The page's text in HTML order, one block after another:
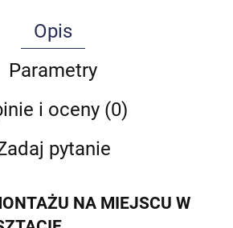
Opis
Parametry
i oceny (0)
pytanie
NA MIEJSCU W